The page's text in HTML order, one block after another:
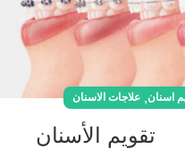
اسنان, علاجات الاسنان
تقويم الأسنان